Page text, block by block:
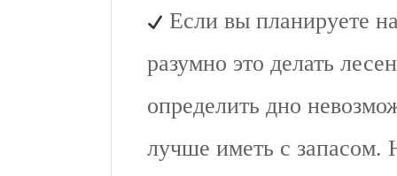
Если вы планируете
разумно это делать
определить дно
лучше иметь с запасом.